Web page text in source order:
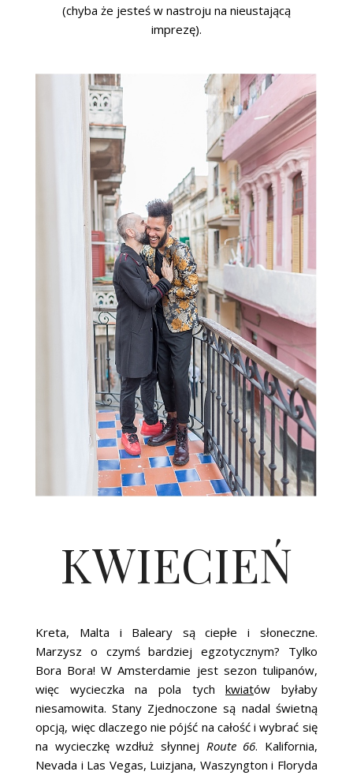
(chyba że jesteś w nastroju na nieustającą
imprezę).
KWIECIEŃ
Kreta, Malta i Baleary są ciepłe i słoneczne.
Marzysz o czymś bardziej egzotycznym? Tylko
Bora Bora! W Amsterdamie jest sezon tulipanów,
więc wycieczka na pola tychkwiatów byłaby
niesamowita. Stany Zjednoczone są nadal świetną
opcją, więc dlaczego nie pójść na całość i wybrać się
na wycieczkę wzdłuż słynnej Route 66. Kalifornia,
Nevada i Las Vegas, Luizjana, Waszyngton i Floryda